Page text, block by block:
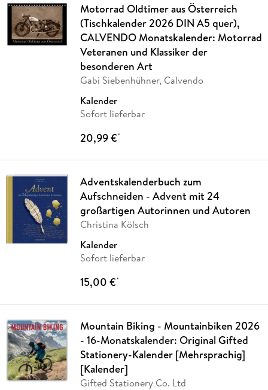
Motorrad Oldtimer aus Österreich
(Tischkalender 2026 DIN A5 quer),
CALVENDO Monatskalender: Motorrad
Veteranen und Klassiker der
besonderen Art
Gabi Siebenhühner, Calvendo
Kalender
Sofort lieferbar
20,99 €*
Adventskalenderbuch zum
Aufschneiden - Advent mit 24
großartigen Autorinnen und Autoren
Christina Kölsch
Kalender
Sofort lieferbar
15,00 €*
Mountain Biking - Mountainbiken 2026
- 16-Monatskalender: Original Gifted
Stationery-Kalender [Mehrsprachig]
[Kalender]
Gifted Stationery Co. Ltd